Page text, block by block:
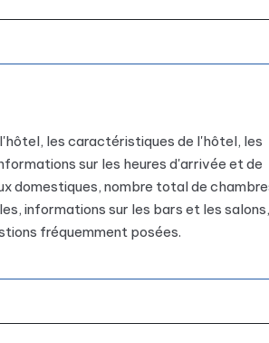
les caractéristiques de l'hôtel, les
sur les heures d'arrivée et de
domestiques, nombre total de
informations sur les bars et les salons,
fréquemment posées.